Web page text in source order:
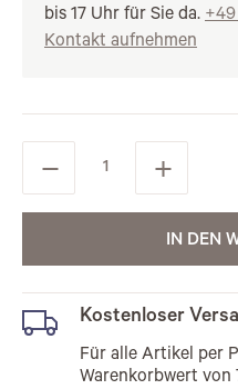
bis 17 Uhr für Sie da.
Kontakt aufnehmen
IN DEN
Kostenloser
Für alle Artikel per
Warenkorbwert von